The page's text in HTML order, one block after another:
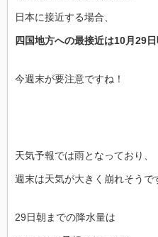
日本に接近する場合、
四国地方への最接近は10月29
今週末が要注意ですね！
天気予報では雨となっており、
週末は天気が大きく崩れそうで
29日朝までの降水量は